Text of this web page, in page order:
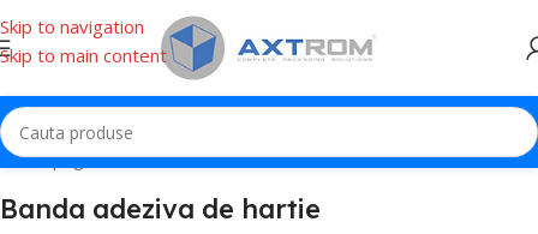
Skip to navigation
Skip to main content
Prima pagină Banda adeziva Banda adeziva de hartie
Banda adeziva de hartie